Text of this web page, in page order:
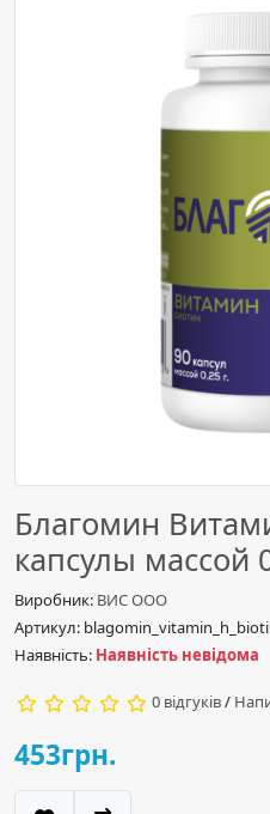
Благомин
капсулы массой
Виробник: ВИС ООО
Артикул:
Наявність: Наявність невідома
0 відгуків/
453грн.